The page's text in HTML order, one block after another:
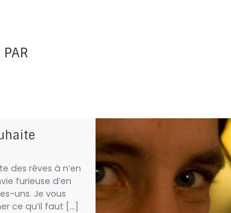
des rêves à n’en
furieuse d’en
uns. Je vous
ce qu’il faut […]